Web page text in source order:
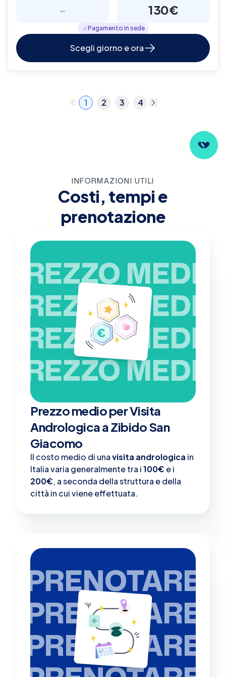
- 130€
Pagamento in sede
Scegli giorno e ora
1 2 3 4
INFORMAZIONI UTILI
Costi, tempi e
prenotazione
PREZZO MEDIO
PREZZO MEDIO
PREZZO MEDIO
PREZZO MEDIO
Prezzo medio per Visita
Andrologica a Zibido San
Giacomo
Il costo medio di unavisita andrologica in
Italia varia generalmente tra i100€ e i
200€, a seconda della struttura e della
città in cui viene effettuata.
PRENOTARE
PRENOTARE
PRENOTARE